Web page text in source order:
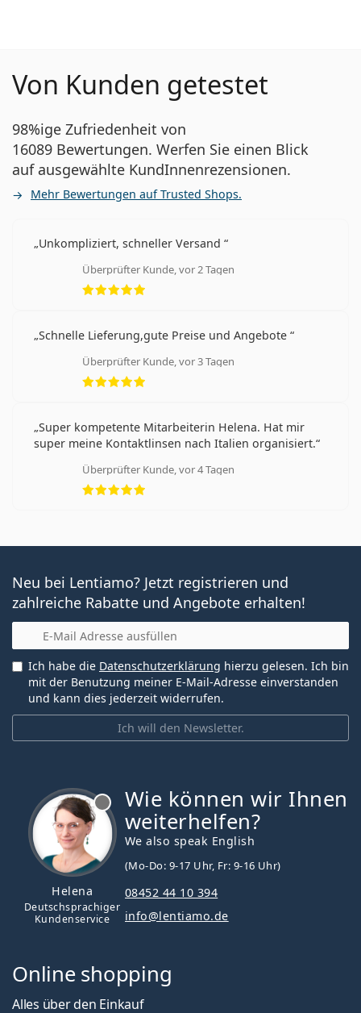
Von Kunden getestet
98%ige Zufriedenheit von
16089 Bewertungen. Werfen Sie einen Blick
auf ausgewählte KundInnenrezensionen.
Mehr Bewertungen auf Trusted Shops.
Unkompliziert, schneller Versand
Überprüfter Kunde, vor 2 Tagen
Bewertung 5 aus 5
Schnelle Lieferung,gute Preise und Angebote
Überprüfter Kunde, vor 3 Tagen
Bewertung 5 aus 5
Super kompetente Mitarbeiterin Helena. Hat mir
super meine Kontaktlinsen nach Italien organisiert.
Überprüfter Kunde, vor 4 Tagen
Bewertung 5 aus 5
Neu bei Lentiamo? Jetzt registrieren und
zahlreiche Rabatte und Angebote erhalten!
E-Mail
Ich will den Newsletter.
Ich habe die Datenschutzerklärung hierzu gelesen. Ich bin
mit der Benutzung meiner E-Mail-Adresse einverstanden
und kann dies jederzeit widerrufen.
Helena
Deutschsprachiger
Kundenservice
Wie können wir Ihnen
weiterhelfen?
We also speak English
(Mo-Do: 9-17 Uhr, Fr: 9-16 Uhr)
08452 44 10 394
info@lentiamo.de
Online shopping
Alles über den Einkauf